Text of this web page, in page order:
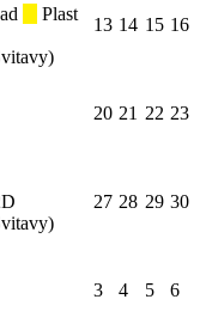
Plast
13 14 15 16
20 21 22 23
27 28 29 30
3 4 5
6